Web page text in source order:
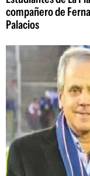
compañero de
Palacios